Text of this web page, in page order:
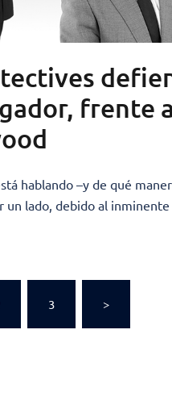
frente
hablando –y de qué
un lado, debido al
3 >